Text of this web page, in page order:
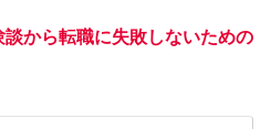
から転職に失敗しないための